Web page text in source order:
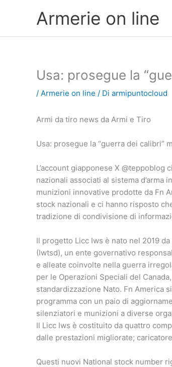
Armerie on line
Usa: prosegue la
/ Armerie on line / Di armipuntocloud
Armi da tiro news da Armi e Tiro
Usa: prosegue la “guerra dei calibri”
L’account giapponese X
nazionali associati al sistema
munizioni innovative prodotte da Fn
stock nazionali e ci hanno risposto
tradizione di condivisione di
Il progetto Licc Iws è nato nel 2019
(Iwtsd), un ente governativo
e alleate coinvolte nella guerra
per le Operazioni Speciali del
standardizzazione Nato. Fn America
programma con un paio di
silenziatori e munizioni a diverse
Il Licc Iws è costituito da quattro
dalle prestazioni migliorate;
Questi nuovi National stock number